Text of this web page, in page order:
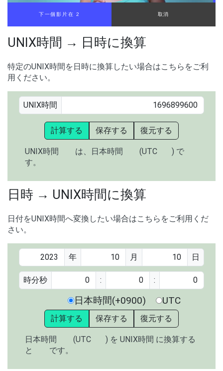
下一個影片在 2 取消
UNIX時間 → 日時に換算
特定のUNIX時間を日時に換算したい場合はこちらをご利
用ください。
UNIX時間
計算する 保存する 復元する
UNIX時間 は、日本時間 (UTC
) で
す。
日時 → UNIX時間に換算
日付をUNIX時間へ変換したい場合はこちらをご利用くだ
さい。
年 月 日
時分秒 : :
日本時間(+0900) UTC
計算する 保存する 復元する
日本時間 (UTC
) を UNIX時間 に換算する
と
です。